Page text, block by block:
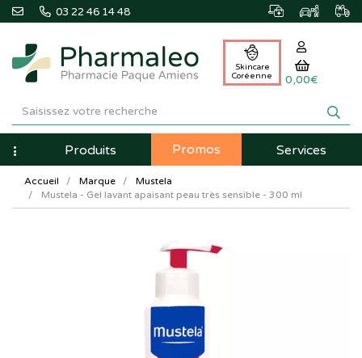
03 22 46 14 48
Pharmaleo
Pharmacie
Paque
Amiens
Skincare
Coréenne
0,00€
NavigationProduits Promos Services
Accueil Marque
Mustela
Mustela - Gel lavant apaisant peau très sensible - 300 ml